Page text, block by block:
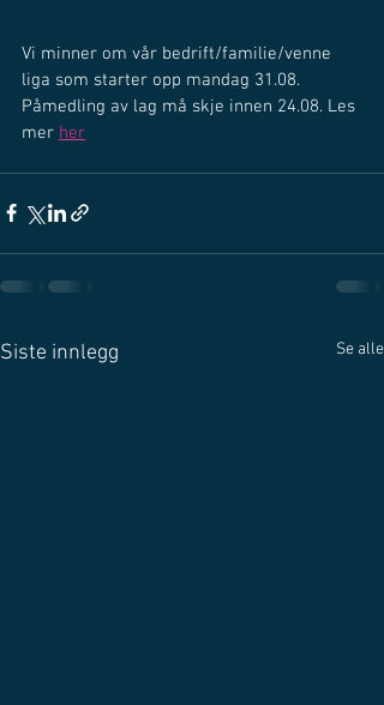
Vi minner om vår bedrift/familie/venne
liga som starter opp mandag 31.08.
Påmedling av lag må skje innen 24.08. Les
mer her
Siste innlegg Se alle